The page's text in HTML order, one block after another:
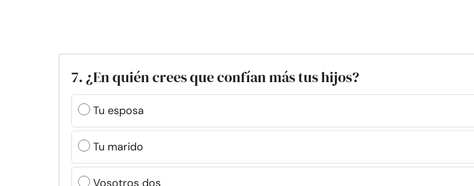
7. ¿En quién crees que confían más tus hijos?
Tu esposa
Tu marido
Vosotros dos